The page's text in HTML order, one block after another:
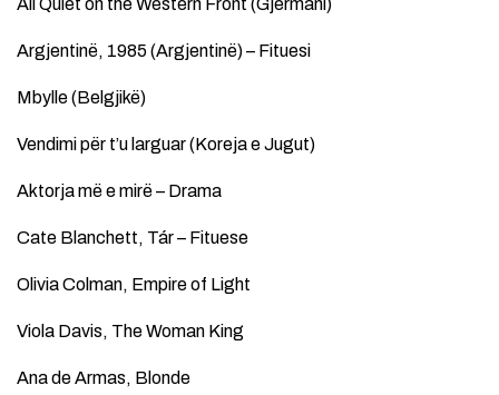
Argjentinë, 1985 (Argjentinë) – Fituesi
Mbylle (Belgjikë)
Vendimi për t’u larguar (Koreja e Jugut)
Aktorja më e mirë – Drama
Cate Blanchett, Tár – Fituese
Olivia Colman, Empire of Light
Viola Davis, The Woman King
Ana de Armas, Blonde